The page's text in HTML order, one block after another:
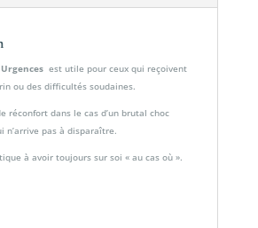
est utile pour ceux qui reçoivent
ou des difficultés soudaines.
réconfort dans le cas d’un brutal choc
n’arrive pas à disparaître.
à avoir toujours sur soi « au cas où ».